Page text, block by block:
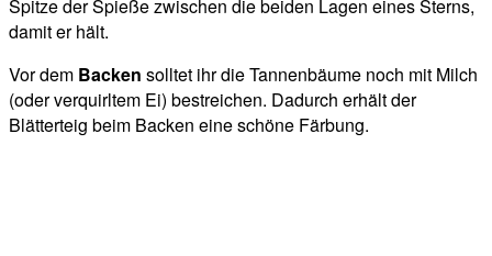
Spitze der Spieße zwischen die beiden Lagen eines Sterns,
damit er hält.
Vor dem Backen solltet ihr die Tannenbäume noch mit Milch
(oder verquirltem Ei) bestreichen. Dadurch erhält der
Blätterteig beim Backen eine schöne Färbung.